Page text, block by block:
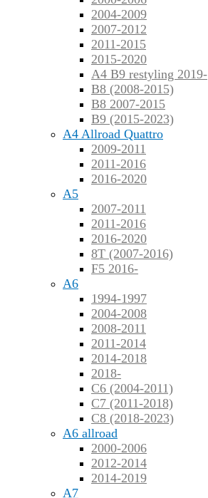
2004-2009
2007-2012
2011-2015
2015-2020
A4 B9 restyling 2019-
B8 (2008-2015)
B8 2007-2015
B9 (2015-2023)
A4 Allroad Quattro
2009-2011
2011-2016
2016-2020
A5
2007-2011
2011-2016
2016-2020
8T (2007-2016)
F5 2016-
A6
1994-1997
2004-2008
2008-2011
2011-2014
2014-2018
2018-
C6 (2004-2011)
C7 (2011-2018)
C8 (2018-2023)
A6 allroad
2000-2006
2012-2014
2014-2019
A7